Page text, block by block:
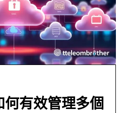
有效管理多個